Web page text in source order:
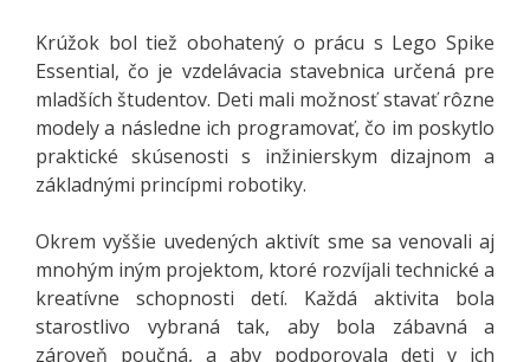
Krúžok bol tiež obohatený o prácu s Lego Spike
Essential, čo je vzdelávacia stavebnica určená pre
mladších študentov. Deti mali možnosť stavať rôzne
modely a následne ich programovať, čo im poskytlo
praktické skúsenosti s inžinierskym dizajnom a
základnými princípmi robotiky.
Okrem vyššie uvedených aktivít sme sa venovali aj
mnohým iným projektom, ktoré rozvíjali technické a
kreatívne schopnosti detí. Každá aktivita bola
starostlivo vybraná tak, aby bola zábavná a
zároveň poučná, a aby podporovala deti v ich